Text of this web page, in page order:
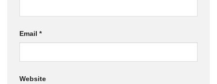
Email *
Website